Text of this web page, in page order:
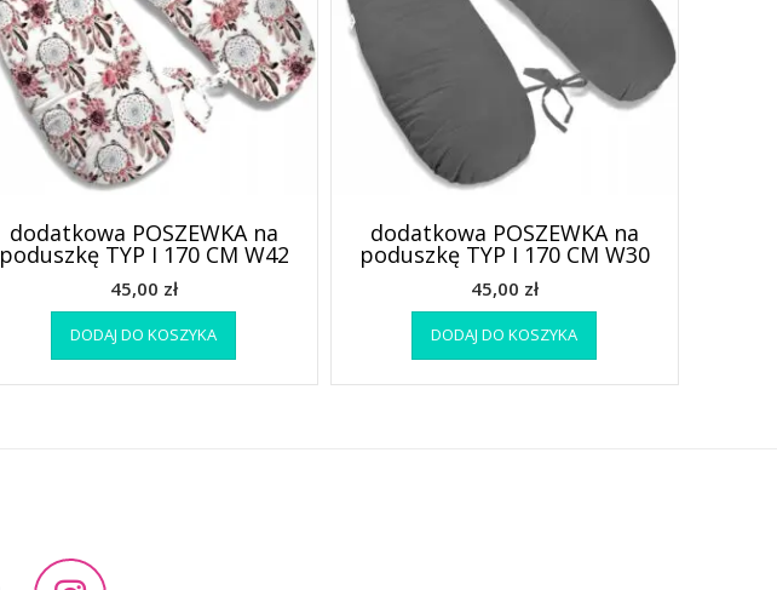
dodatkowa POSZEWKA na
poduszkę TYP I 170 CM W42
45,00 zł
DODAJ DO KOSZYKA
dodatkowa POSZEWKA na
poduszkę TYP I 170 CM W30
45,00 zł
DODAJ DO KOSZYKA